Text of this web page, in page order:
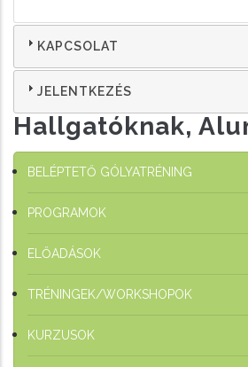
KAPCSOLAT
JELENTKEZÉS
Hallgatóknak,
BELÉPTETŐ GÓLYATRÉNING
PROGRAMOK
ELŐADÁSOK
TRÉNINGEK/WORKSHOPOK
KURZUSOK